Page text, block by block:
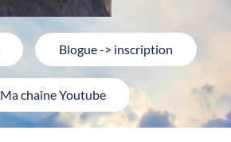
Blogue -> inscription
Ma chaîne Youtube